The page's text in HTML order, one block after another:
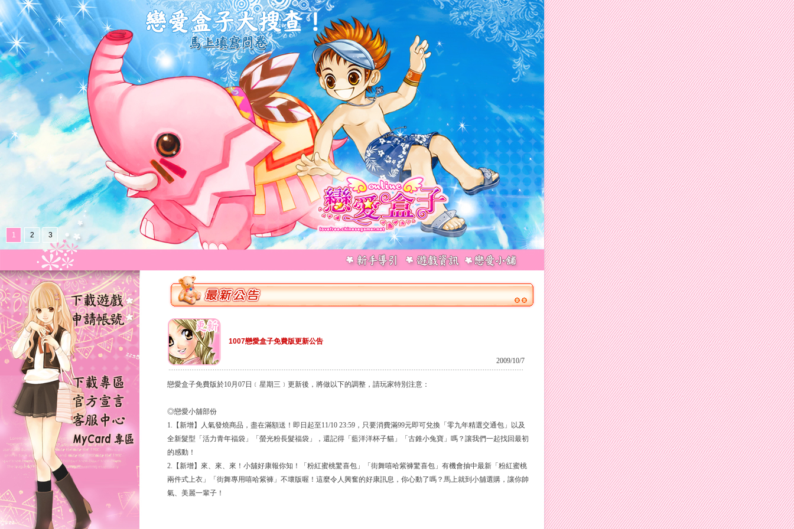
1 2 3
1007戀愛盒子免費版更新公告
2009/10/7
戀愛盒子免費版於10月07日﹝星期三﹞更新後，將做以下的調整，請玩家特別注意：
◎戀愛小舖部份
1.【新增】人氣發燒商品，盡在滿額送！即日起至11/10 23:59，只要消費滿99元即可兌換「零九年精選交通包」以及
全新髮型「活力青年福袋」「螢光粉長髮福袋」，還記得「藍洋洋杯子貓」「古錐小兔寶」嗎？讓我們一起找回最初
的感動！
2.【新增】來、來、來！小舖好康報你知！「粉紅蜜桃驚喜包」「街舞嘻哈紫褲驚喜包」有機會抽中最新「粉紅蜜桃
兩件式上衣」「街舞專用嘻哈紫褲」不壞版喔！這麼令人興奮的好康訊息，你心動了嗎？馬上就到小舖選購，讓你帥
氣、美麗一輩子！